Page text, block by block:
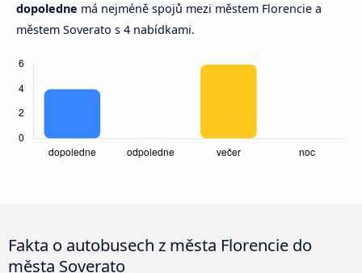
dopoledne má nejméně spojů mezi městem Florencie a
městem Soverato s 4 nabídkami.
Fakta o autobusech z města Florencie do
města Soverato